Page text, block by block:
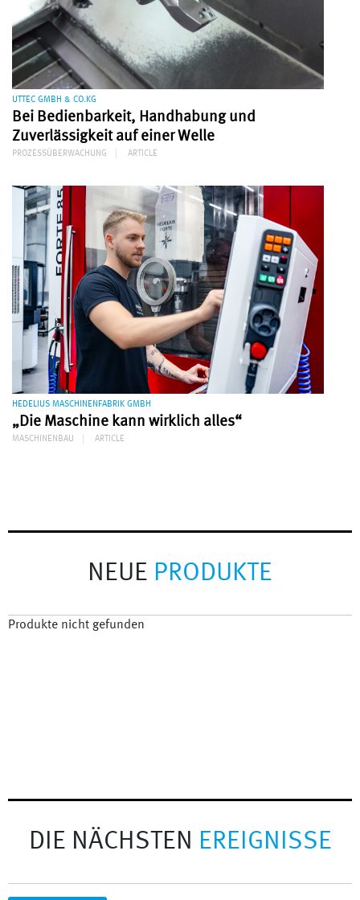
UTTEC GMBH & CO.KG
Bei Bedienbarkeit, Handhabung und
Zuverlässigkeit auf einer Welle
PROZESSÜBERWACHUNG ARTICLE
HEDELIUS MASCHINENFABRIK GMBH
„Die Maschine kann wirklich alles“
MASCHINENBAU ARTICLE
NEUE PRODUKTE
Produkte nicht gefunden
DIE NÄCHSTEN EREIGNISSE